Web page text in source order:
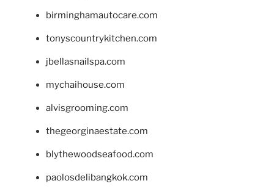
birminghamautocare.com
tonyscountrykitchen.com
jbellasnailspa.com
mychaihouse.com
alvisgrooming.com
thegeorginaestate.com
blythewoodseafood.com
paolosdelibangkok.com